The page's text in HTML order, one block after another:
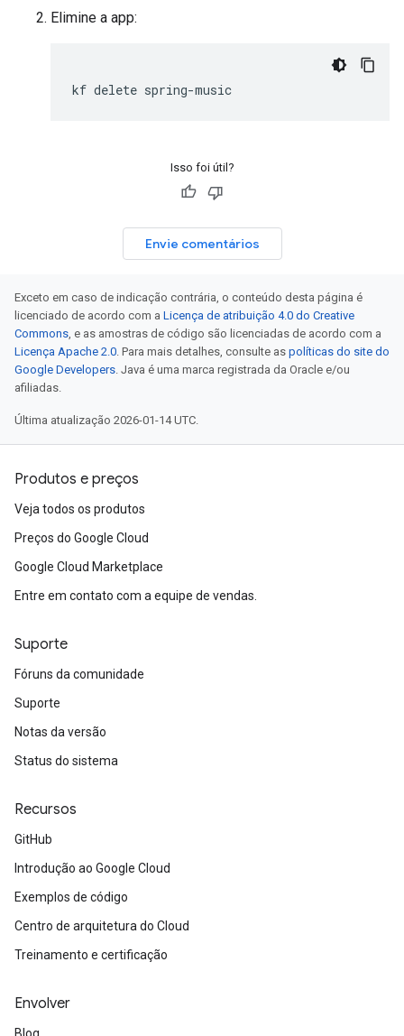
Elimine a app:
kf delete
Isso foi útil?
Envie comentários
Exceto em caso de indicação contrária, o conteúdo desta página é
licenciado de acordo com a Licença de atribuição 4.0 do Creative
Commons, e as amostras de código são licenciadas de acordo com a
Licença Apache 2.0. Para mais detalhes, consulte as políticas do site do
Google Developers. Java é uma marca registrada da Oracle e/ou
afiliadas.
Última atualização 2026-01-14 UTC.
Produtos e preços
Veja todos os produtos
Preços do Google Cloud
Google Cloud Marketplace
Entre em contato com a equipe de vendas.
Suporte
Fóruns da comunidade
Suporte
Notas da versão
Status do sistema
Recursos
GitHub
Introdução ao Google Cloud
Exemplos de código
Centro de arquitetura do Cloud
Treinamento e certificação
Envolver